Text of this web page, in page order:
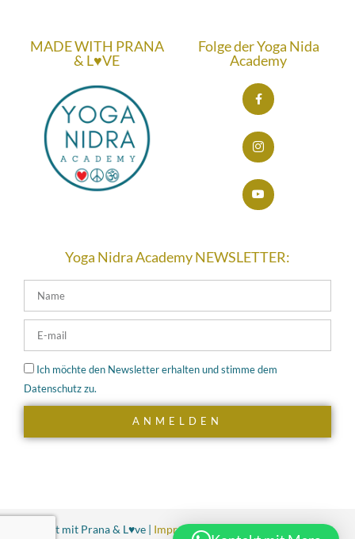
MADE WITH PRANA
& L♥VE
Folge der Yoga Nida
Academy
Yoga Nidra Academy NEWSLETTER:
Ich möchte den Newsletter erhalten und stimme dem
Datenschutz zu.
ANMELDEN
Erstellt mit Prana & L♥ve | Impressum Cookies